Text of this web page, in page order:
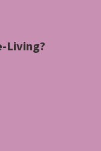
Living?